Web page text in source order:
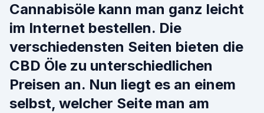
Cannabisöle kann man ganz leicht
im Internet bestellen. Die
verschiedensten Seiten bieten die
CBD Öle zu unterschiedlichen
Preisen an. Nun liegt es an einem
selbst, welcher Seite man am